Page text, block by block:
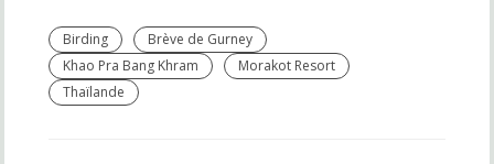
Birding
Brève de Gurney
Khao Pra Bang Khram
Morakot Resort
Thaïlande